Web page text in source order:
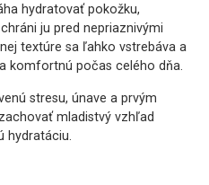
hydratovať pokožku,
ju pred nepriaznivými
textúre sa ľahko vstrebáva a
komfortnú počas celého dňa.
stresu, únave a prvým
mladistvý vzhľad
hydratáciu.